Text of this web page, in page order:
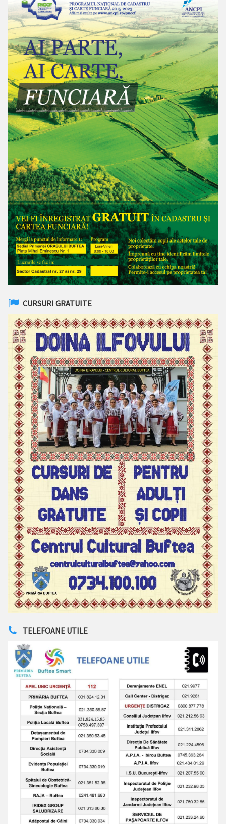
CURSURI GRATUITE
TELEFOANE UTILE